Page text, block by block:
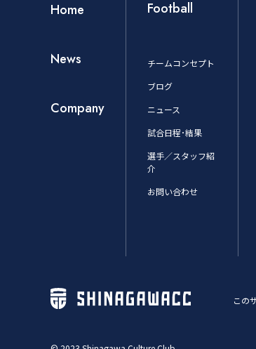
Home
News
Company
Football
チームコンセプト
ブログ
ニュース
試合日程･結果
選手／スタッフ紹
介
お問い合わせ
この